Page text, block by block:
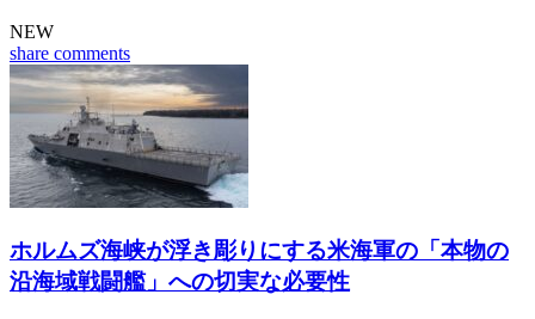
NEW
share comments
ホルムズ海峡が浮き彫りにする米海軍の「本物の
沿海域戦闘艦」への切実な必要性